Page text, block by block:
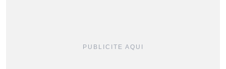
PUBLICITE AQUI